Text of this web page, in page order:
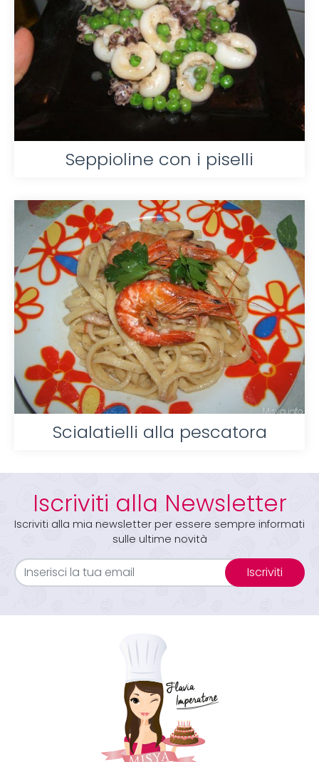
Seppioline con i piselli
Scialatielli alla pescatora
Iscriviti alla Newsletter
Iscriviti alla mia newsletter per essere sempre informati
sulle ultime novità
Iscriviti